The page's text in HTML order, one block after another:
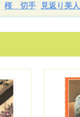
桜 切手 見返り美人